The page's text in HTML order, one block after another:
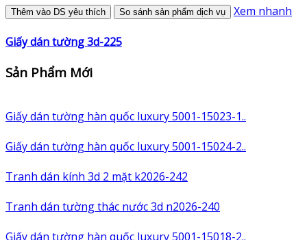
Thêm vào DS yêu thích So sánh sản phẩm dịch vụ Xem nhanh
Giấy dán tường 3d-225
Sản Phẩm Mới
Giấy dán tường hàn quốc luxury 5001-15023-1..
Giấy dán tường hàn quốc luxury 5001-15024-2..
Tranh dán kính 3d 2 mặt k2026-242
Tranh dán tường thác nước 3d n2026-240
Giấy dán tường hàn quốc luxury 5001-15018-2..